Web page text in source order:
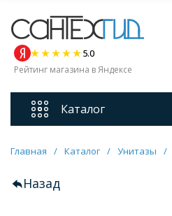
5.0
Рейтинг магазина в Яндексе
Каталог
Смесители
Унитазы
Главная / Каталог / Унитазы /
Назад